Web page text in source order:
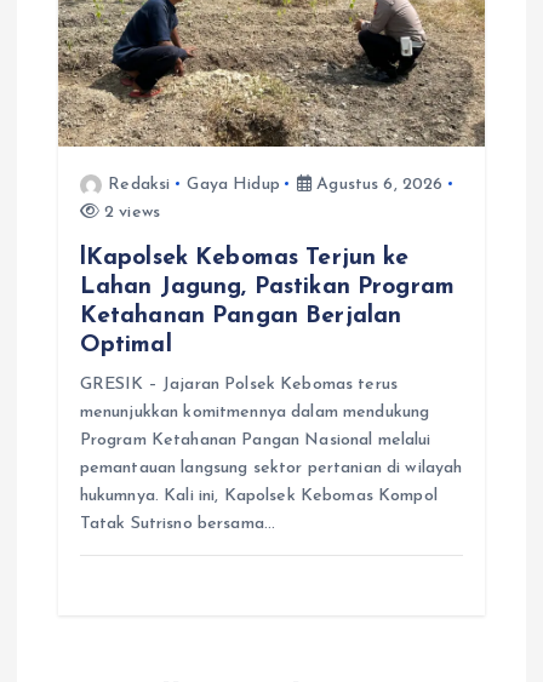
Redaksi Gaya Hidup
Agustus 6, 2026
2 views
lKapolsek Kebomas Terjun ke
Lahan Jagung, Pastikan Program
Ketahanan Pangan Berjalan
Optimal
GRESIK – Jajaran Polsek Kebomas terus
menunjukkan komitmennya dalam mendukung
Program Ketahanan Pangan Nasional melalui
pemantauan langsung sektor pertanian di wilayah
hukumnya. Kali ini, Kapolsek Kebomas Kompol
Tatak Sutrisno bersama…